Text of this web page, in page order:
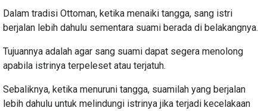
Dalam tradisi Ottoman, ketika menaiki tangga, sang istri
berjalan lebih dahulu sementara suami berada di belakangnya.
Tujuannya adalah agar sang suami dapat segera menolong
apabila istrinya terpeleset atau terjatuh.
Sebaliknya, ketika menuruni tangga, suamilah yang berjalan
lebih dahulu untuk melindungi istrinya jika terjadi kecelakaan